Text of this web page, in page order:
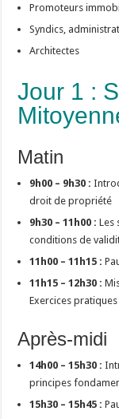
Promoteurs
Syndics,
Architectes
Jour 1 :
Matin
9h00 – 9h30 :
droit de propriété
9h30 – 11h00 : Les
conditions de
11h00 – 11h15 :
11h15 – 12h30 :
Exercices pratiques
Après-midi
14h00 – 15h30 :
principes
15h30 – 15h45 :